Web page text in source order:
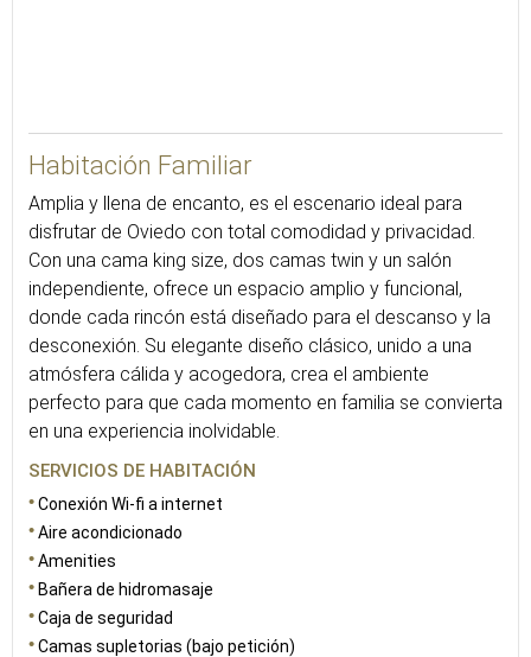
Habitación Familiar
Amplia y llena de encanto, es el escenario ideal para
disfrutar de Oviedo con total comodidad y privacidad.
Con una cama king size, dos camas twin y un salón
independiente, ofrece un espacio amplio y funcional,
donde cada rincón está diseñado para el descanso y la
desconexión. Su elegante diseño clásico, unido a una
atmósfera cálida y acogedora, crea el ambiente
perfecto para que cada momento en familia se convierta
en una experiencia inolvidable.
SERVICIOS DE HABITACIÓN
Conexión Wi-fi a internet
Aire acondicionado
Amenities
Bañera de hidromasaje
Caja de seguridad
Camas supletorias (bajo petición)